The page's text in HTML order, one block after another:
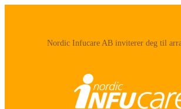
‪Nordic Infucare AB‬ inviterer deg til